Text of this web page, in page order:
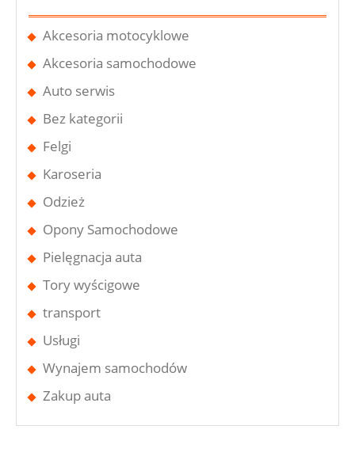
Akcesoria motocyklowe
Akcesoria samochodowe
Auto serwis
Bez kategorii
Felgi
Karoseria
Odzież
Opony Samochodowe
Pielęgnacja auta
Tory wyścigowe
transport
Usługi
Wynajem samochodów
Zakup auta